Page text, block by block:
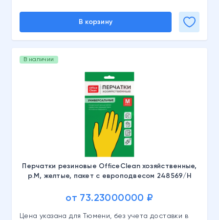
В корзину
В наличии
Перчатки резиновые OfficeClean хозяйственные,
р.М, желтые, пакет с европодвесом 248569/Н
от 73.23000000 ₽
Цена указана для Тюмени, без учета доставки в